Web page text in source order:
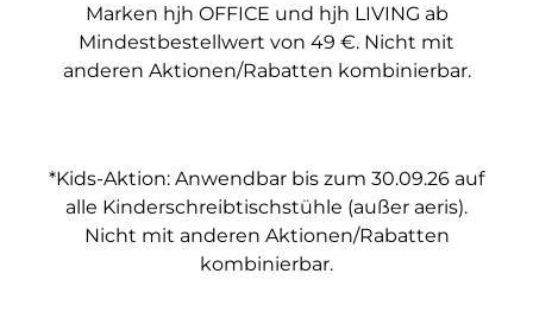
Marken hjh OFFICE und hjh LIVING ab
Mindestbestellwert von 49 €. Nicht mit
anderen Aktionen/Rabatten kombinierbar.
*Kids-Aktion: Anwendbar bis zum 30.09.26 auf
alle Kinderschreibtischstühle (außer aeris).
Nicht mit anderen Aktionen/Rabatten
kombinierbar.